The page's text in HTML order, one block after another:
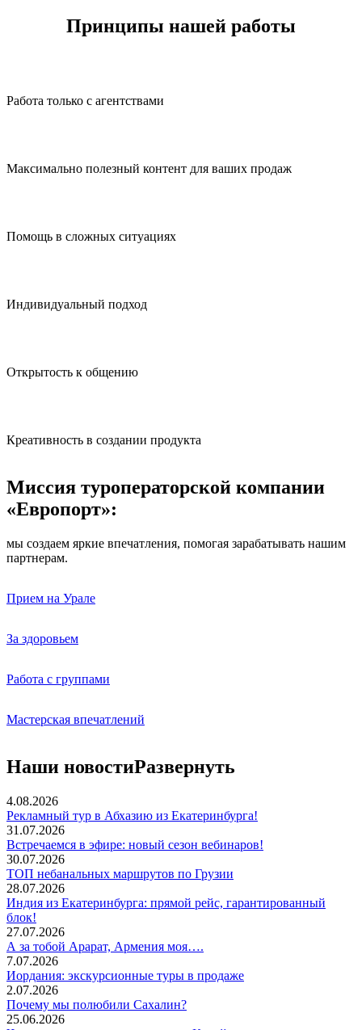
Принципы нашей работы
Работа только с агентствами
Максимально полезный контент для ваших продаж
Помощь в сложных ситуациях
Индивидуальный подход
Открытость к общению
Креативность в создании продукта
Миссия туроператорской компании
«Европорт»:
мы создаем яркие впечатления, помогая зарабатывать нашим
партнерам.
Прием на Урале
За здоровьем
Работа с группами
Мастерская впечатлений
Наши новостиРазвернуть
4.08.2026
Рекламный тур в Абхазию из Екатеринбурга!
31.07.2026
Встречаемся в эфире: новый сезон вебинаров!
30.07.2026
ТОП небанальных маршрутов по Грузии
28.07.2026
Индия из Екатеринбурга: прямой рейс, гарантированный
блок!
27.07.2026
А за тобой Арарат, Армения моя….
7.07.2026
Иордания: экскурсионные туры в продаже
2.07.2026
Почему мы полюбили Сахалин?
25.06.2026